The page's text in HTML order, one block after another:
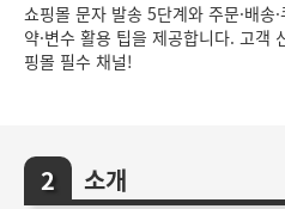
쇼핑몰 문자 발송 5단계와 주문·배송
약·변수 활용 팁을 제공합니다. 고객
핑몰 필수 채널!
소개